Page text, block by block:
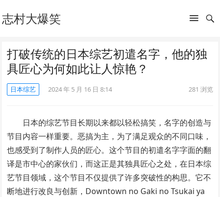
志村大爆笑
打破传统的日本综艺初遣名字，他的独
具匠心为何如此让人惊艳？
日本综艺 2024 年 5 月 16 日 8:14 281 浏览
日本的综艺节目长期以来都以轻松搞笑，名字的创造与
节目内容一样重要。恶搞为主，为了满足观众的不同口味，
也感受到了制作人员的匠心。这个节目的初遣名字字面的翻
译是市中心的家伙们，而这正是其独具匠心之处，在日本综
艺节目领域，这个节目不仅提供了许多突破性的构思。它不
断地进行改良与创新，Downtown no Gaki no Tsukai ya